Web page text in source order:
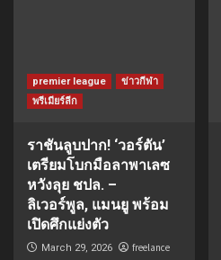
premier league
ข่าวกีฬา
พรีเมียร์ลีก
ราชันลูบปาก! ‘วอร์ตัน’
เตรียมโบกมือลาพาเลซ
หวังลุย ชปล. –
ลิเวอร์พูล, แมนยู พร้อม
เปิดศึกแย่งตัว
March 29, 2026 freelance